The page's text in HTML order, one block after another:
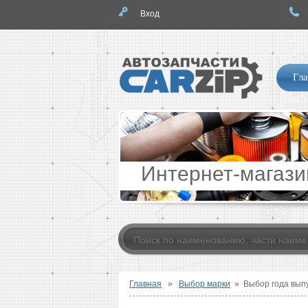
Вход
Логотип
по
Интернет-
Главная » Выбор марки » Выбор года